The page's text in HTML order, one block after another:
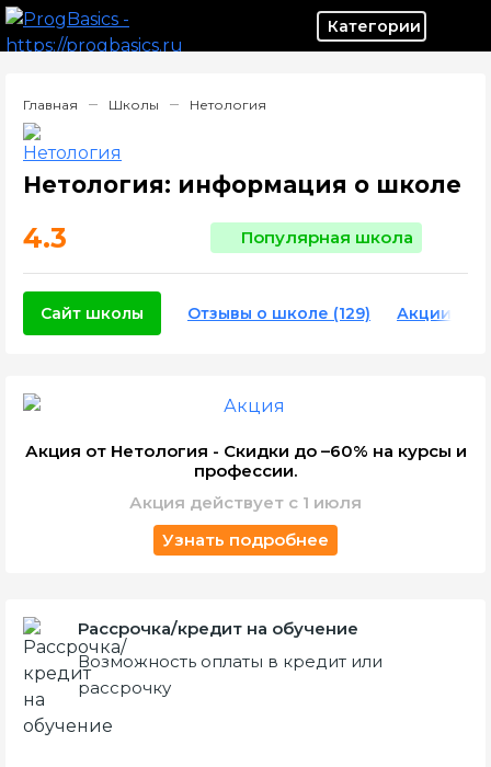
Главная Школы Нетология
Нетология: информация о школе
4.3 Популярная школа
Сайт школы Отзывы о школе (129) Акции
Акция от Нетология - Скидки до –60% на курсы и
профессии.
Акция действует с 1 июля
Узнать подробнее
Рассрочка/кредит на обучение
Возможность оплаты в кредит или
рассрочку